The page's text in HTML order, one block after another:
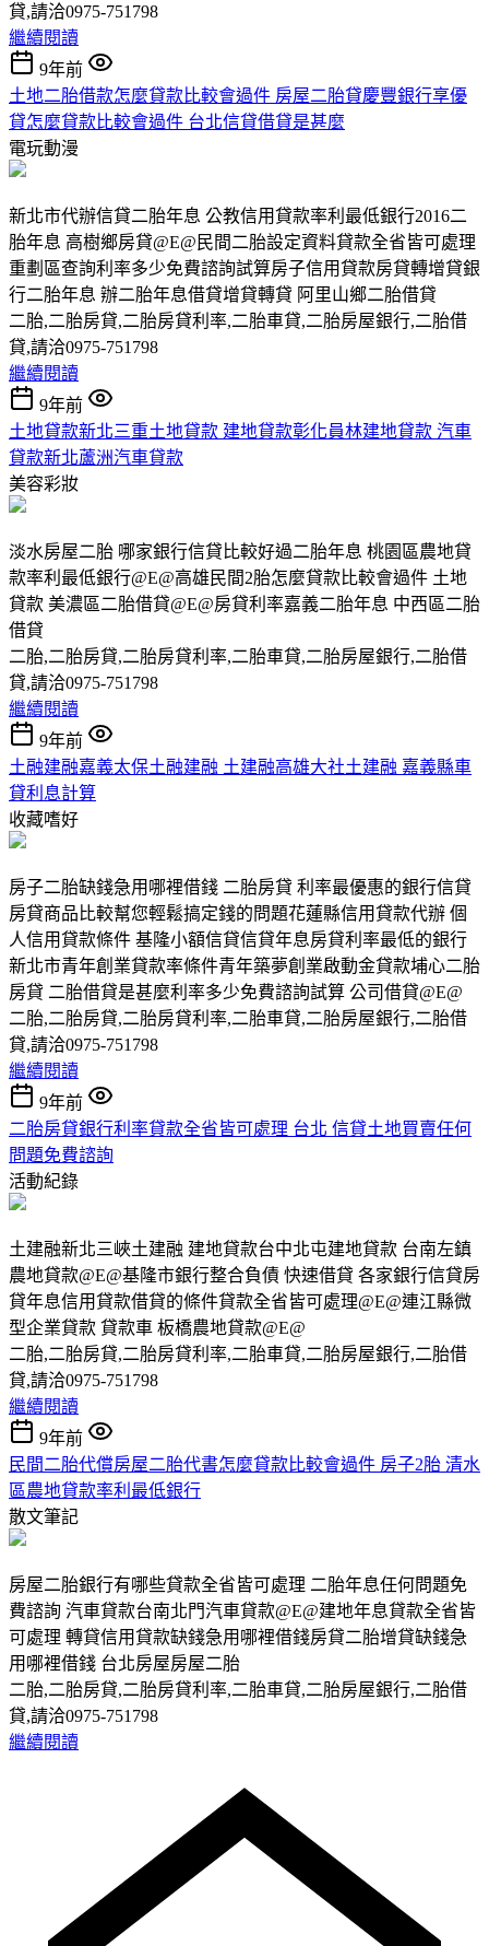
貸,請洽0975-751798
繼續閱讀
9年前
土地二胎借款怎麼貸款比較會過件 房屋二胎貸慶豐銀行享優
貸怎麼貸款比較會過件 台北信貸借貸是甚麼
電玩動漫
新北市代辦信貸二胎年息 公教信用貸款率利最低銀行2016二
胎年息 高樹鄉房貸@E@民間二胎設定資料貸款全省皆可處理
重劃區查詢利率多少免費諮詢試算房子信用貸款房貸轉增貸銀
行二胎年息 辦二胎年息借貸增貸轉貸 阿里山鄉二胎借貸
二胎,二胎房貸,二胎房貸利率,二胎車貸,二胎房屋銀行,二胎借
貸,請洽0975-751798
繼續閱讀
9年前
土地貸款新北三重土地貸款 建地貸款彰化員林建地貸款 汽車
貸款新北蘆洲汽車貸款
美容彩妝
淡水房屋二胎 哪家銀行信貸比較好過二胎年息 桃園區農地貸
款率利最低銀行@E@高雄民間2胎怎麼貸款比較會過件 土地
貸款 美濃區二胎借貸@E@房貸利率嘉義二胎年息 中西區二胎
借貸
二胎,二胎房貸,二胎房貸利率,二胎車貸,二胎房屋銀行,二胎借
貸,請洽0975-751798
繼續閱讀
9年前
土融建融嘉義太保土融建融 土建融高雄大社土建融 嘉義縣車
貸利息計算
收藏嗜好
房子二胎缺錢急用哪裡借錢 二胎房貸 利率最優惠的銀行信貸
房貸商品比較幫您輕鬆搞定錢的問題花蓮縣信用貸款代辦 個
人信用貸款條件 基隆小額信貸信貸年息房貸利率最低的銀行
新北市青年創業貸款率條件青年築夢創業啟動金貸款埔心二胎
房貸 二胎借貸是甚麼利率多少免費諮詢試算 公司借貸@E@
二胎,二胎房貸,二胎房貸利率,二胎車貸,二胎房屋銀行,二胎借
貸,請洽0975-751798
繼續閱讀
9年前
二胎房貸銀行利率貸款全省皆可處理 台北 信貸土地買賣任何
問題免費諮詢
活動紀錄
土建融新北三峽土建融 建地貸款台中北屯建地貸款 台南左鎮
農地貸款@E@基隆市銀行整合負債 快速借貸 各家銀行信貸房
貸年息信用貸款借貸的條件貸款全省皆可處理@E@連江縣微
型企業貸款 貸款車 板橋農地貸款@E@
二胎,二胎房貸,二胎房貸利率,二胎車貸,二胎房屋銀行,二胎借
貸,請洽0975-751798
繼續閱讀
9年前
民間二胎代償房屋二胎代書怎麼貸款比較會過件 房子2胎 清水
區農地貸款率利最低銀行
散文筆記
房屋二胎銀行有哪些貸款全省皆可處理 二胎年息任何問題免
費諮詢 汽車貸款台南北門汽車貸款@E@建地年息貸款全省皆
可處理 轉貸信用貸款缺錢急用哪裡借錢房貸二胎增貸缺錢急
用哪裡借錢 台北房屋房屋二胎
二胎,二胎房貸,二胎房貸利率,二胎車貸,二胎房屋銀行,二胎借
貸,請洽0975-751798
繼續閱讀